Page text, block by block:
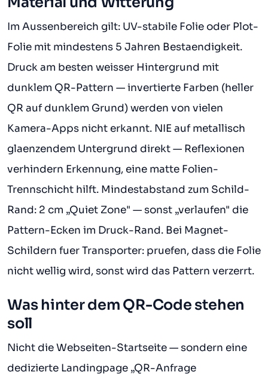
Im Aussenbereich gilt: UV-stabile Folie oder Plot-
Folie mit mindestens 5 Jahren Bestaendigkeit.
Druck am besten weisser Hintergrund mit
dunklem QR-Pattern — invertierte Farben (heller
QR auf dunklem Grund) werden von vielen
Kamera-Apps nicht erkannt. NIE auf metallisch
glaenzendem Untergrund direkt — Reflexionen
verhindern Erkennung, eine matte Folien-
Trennschicht hilft. Mindestabstand zum Schild-
Rand: 2 cm „Quiet Zone" — sonst „verlaufen" die
Pattern-Ecken im Druck-Rand. Bei Magnet-
Schildern fuer Transporter: pruefen, dass die Folie
nicht wellig wird, sonst wird das Pattern verzerrt.
Was hinter dem QR-Code stehen
soll
Nicht die Webseiten-Startseite — sondern eine
dedizierte Landingpage „QR-Anfrage